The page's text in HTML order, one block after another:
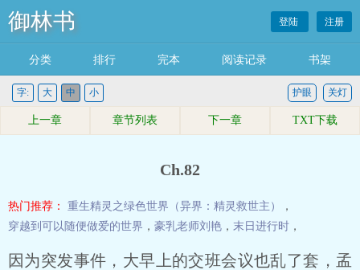
御林书 登陆 注册
分类 排行 完本 阅读记录 书架
字: 大 中 小 关灯
护眼
上一章 章节列表 下一章 TXT下载
Ch.82
热门推荐： 重生精灵之绿色世界（异界：精灵救世主）
，
穿越到可以随便做爱的世界 ， 豪乳老师刘艳 ， 末日进行时 ，
因为突发事件，大早上的交班会议也乱了套，孟